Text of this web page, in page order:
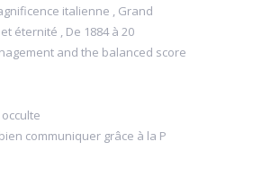
italienne , Grand
éternité , De 1884 à 20
and the balanced score
communiquer grâce à la P